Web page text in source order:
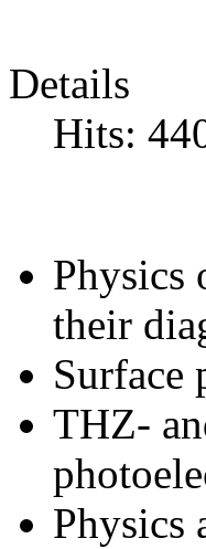
Details
Hits:
Physics
their
Surface
THZ-
Physics